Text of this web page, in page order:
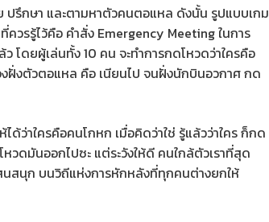
ปรึกษา และตามหาตัวคนตอแหล ดังนั้น รูปแบบเกม
รู้ไว้คือ คำสั่ง Emergency Meeting ในการ
โดยผู้เล่นทั้ง 10 คน จะทำการกดโหวดว่าใครคือ
ฝั่งตัวตอแหล คือ เนียนไป จนฝั่งนักบินอวกาศ กด
ว่าใครคือคนโกหก เมื่อคิดว่าใช่ รู้แล้วว่าใคร ก็กด
วดมันออกไปซะ แต่ระวังให้ดี คนใกล้ตัวเราที่สุด
นสนุก บนวิถีแห่งการหักหลังที่ทุกคนต่างยกให้